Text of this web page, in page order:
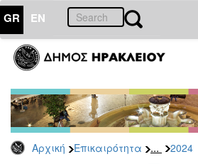
GR EN
Αρχική Επικαιρότητα ... 2024
ΕΠΙΚΑΙΡΟΤΗΤΑ
Τύπου
Αρχείο
2026
2025